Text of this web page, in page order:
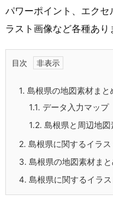
パワーポイント、エク
ラスト画像など各種あり
目次
1. 島根県の地図素材まと
1.1. データ入力マップ
1.2. 島根県と周辺地図
2. 島根県に関するイラ
3. 島根県の地図素材まと
4. 島根県に関するイラ